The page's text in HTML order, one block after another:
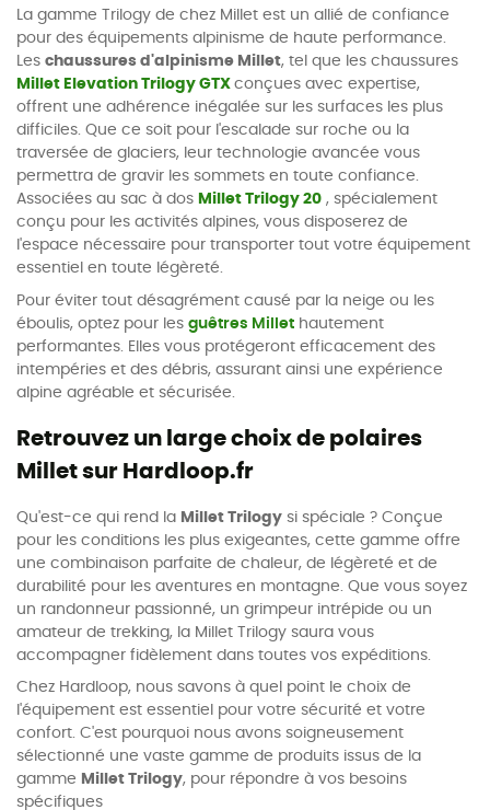
La gamme Trilogy de chez Millet est un allié de confiance
pour des équipements alpinisme de haute performance.
Les chaussures d'alpinisme Millet, tel que les chaussures
Millet Elevation Trilogy GTX conçues avec expertise,
offrent une adhérence inégalée sur les surfaces les plus
difficiles. Que ce soit pour l'escalade sur roche ou la
traversée de glaciers, leur technologie avancée vous
permettra de gravir les sommets en toute confiance.
Associées au sac à dos Millet Trilogy 20 , spécialement
conçu pour les activités alpines, vous disposerez de
l'espace nécessaire pour transporter tout votre équipement
essentiel en toute légèreté.
Pour éviter tout désagrément causé par la neige ou les
éboulis, optez pour les guêtres Millet hautement
performantes. Elles vous protégeront efficacement des
intempéries et des débris, assurant ainsi une expérience
alpine agréable et sécurisée.
Retrouvez un large choix de polaires
Millet sur Hardloop.fr
Qu'est-ce qui rend la Millet Trilogy si spéciale ? Conçue
pour les conditions les plus exigeantes, cette gamme offre
une combinaison parfaite de chaleur, de légèreté et de
durabilité pour les aventures en montagne. Que vous soyez
un randonneur passionné, un grimpeur intrépide ou un
amateur de trekking, la Millet Trilogy saura vous
accompagner fidèlement dans toutes vos expéditions.
Chez Hardloop, nous savons à quel point le choix de
l'équipement est essentiel pour votre sécurité et votre
confort. C'est pourquoi nous avons soigneusement
sélectionné une vaste gamme de produits issus de la
gamme Millet Trilogy, pour répondre à vos besoins
spécifiques